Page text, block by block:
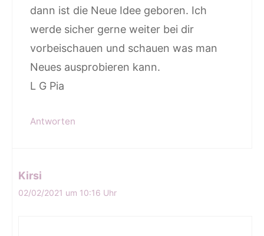
dann ist die Neue Idee geboren. Ich
werde sicher gerne weiter bei dir
vorbeischauen und schauen was man
Neues ausprobieren kann.
L G Pia
Antworten
Kirsi
02/02/2021 um 10:16 Uhr